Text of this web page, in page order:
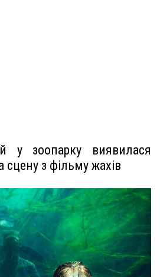
у зоопарку виявилася
з фільму жахів